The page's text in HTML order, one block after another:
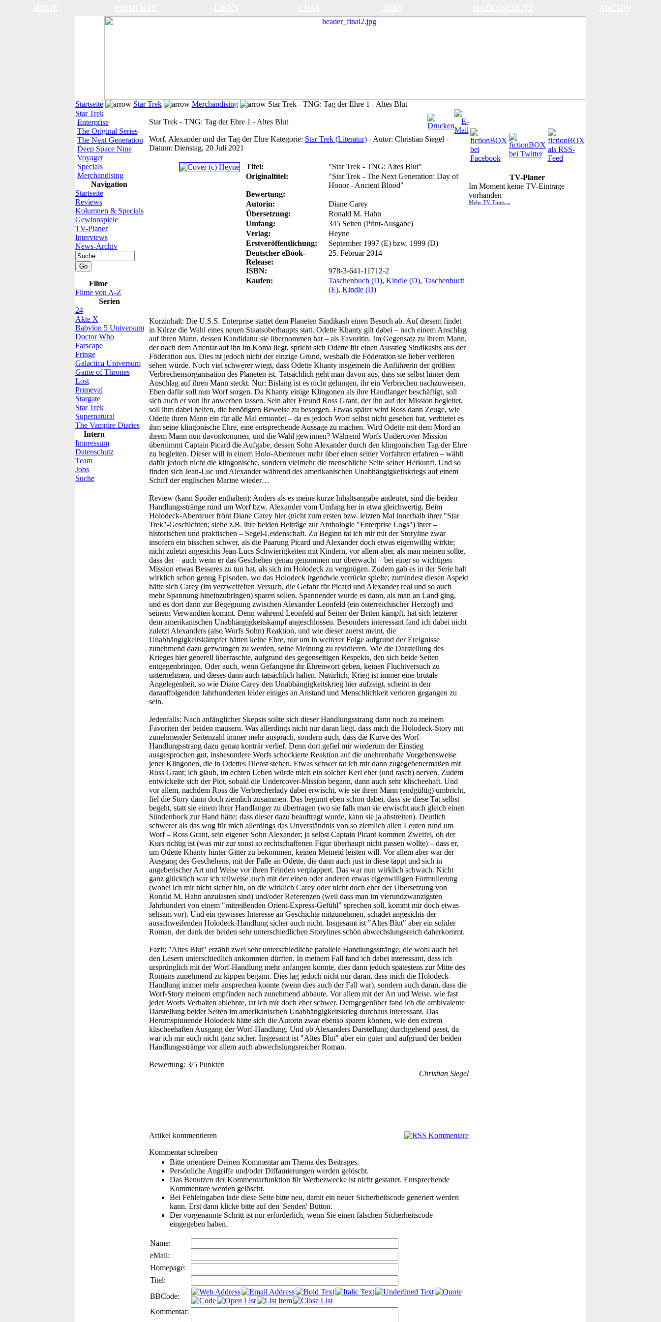
Startseite Star Trek Merchandising
Star Trek - TNG: Tag der Ehre 1 - Altes Blut
Star Trek
Enterprise
The Original Series
The Next Generation
Deep Space Nine
Voyager
Specials
Merchandising
Navigation
Startseite
Reviews
Kolumnen & Specials
Gewinnspiele
TV-Planer
Interviews
News-Archiv
Filme
Filme von A-Z
Serien
24
Akte X
Babylon 5 Universum
Doctor Who
Farscape
Fringe
Galactica Universum
Game of Thrones
Lost
Primeval
Stargate
Star Trek
Supernatural
The Vampire Diaries
Intern
Impressum
Datenschutz
Team
Jobs
Suche
Star Trek - TNG: Tag der Ehre 1 - Altes Blut
Worf, Alexander und der Tag der Ehre Kategorie: Star Trek (Literatur)- Autor: Christian Siegel -
Datum: Dienstag, 20 Juli 2021
Titel:
"Star Trek - TNG: Altes Blut"
Originaltitel:
"Star Trek - The Next Generation: Day of
Honor - Ancient Blood"
Bewertung:
Autorin:
Diane Carey
Übersetzung:
Ronald M. Hahn
Umfang:
345 Seiten (Print-Ausgabe)
Verlag:
Heyne
Erstveröffentlichung:
September 1997 (E) bzw. 1999 (D)
Deutscher eBook-
Release:
25. Februar 2014
ISBN:
978-3-641-11712-2
Kaufen:
Taschenbuch (D), Kindle (D), Taschenbuch
(E), Kindle (D)
Kurzinhalt: Die U.S.S. Enterprise stattet dem Planeten Sindikash einen Besuch ab. Auf diesem findet
in Kürze die Wahl eines neuen Staatsoberhaupts statt. Odette Khanty gilt dabei – nach einem Anschlag
auf ihren Mann, dessen Kandidatur sie übernommen hat – als Favoritin. Im Gegensatz zu ihrem Mann,
der nach dem Attentat auf ihn im Koma liegt, spricht sich Odette für einen Ausstieg Sindikashs aus der
Föderation aus. Dies ist jedoch nicht der einzige Grund, weshalb die Föderation sie lieber verlieren
sehen würde. Noch viel schwerer wiegt, dass Odette Khanty insgemein die Anführerin der größten
Verbrechensorganisation des Planeten ist. Tatsächlich geht man davon aus, dass sie selbst hinter dem
Anschlag auf ihren Mann steckt. Nur: Bislang ist es nicht gelungen, ihr ein Verbrechen nachzuweisen.
Eben dafür soll nun Worf sorgen. Da Khanty einige Klingonen als ihre Handlanger beschäftigt, soll
sich auch er von ihr anwerben lassen. Sein alter Freund Ross Grant, der ihn auf der Mission begleitet,
soll ihm dabei helfen, die benötigten Beweise zu besorgen. Etwas später wird Ross dann Zeuge, wie
Odette ihren Mann ein für alle Mal ermordet – da es jedoch Worf selbst nicht gesehen hat, verbietet es
ihm seine klingonische Ehre, eine entsprechende Aussage zu machen. Wird Odette mit dem Mord an
ihrem Mann nun davonkommen, und die Wahl gewinnen? Während Worfs Undercover-Mission
übernimmt Captain Picard die Aufgabe, dessen Sohn Alexander durch den klingonischen Tag der Ehre
zu begleiten. Dieser will in einem Holo-Abenteuer mehr über einen seiner Vorfahren erfahren – wählt
dafür jedoch nicht die klingonische, sondern vielmehr die menschliche Seite seiner Herkunft. Und so
finden sich Jean-Luc und Alexander während des amerikanischen Unabhängigkeitskriegs auf einem
Schiff der englischen Marine wieder…
Review (kann Spoiler enthalten): Anders als es meine kurze Inhaltsangabe andeutet, sind die beiden
Handlungsstränge rund um Worf bzw. Alexander vom Umfang her in etwa gleichwertig. Beim
Holodeck-Abenteuer frönt Diane Carey hier (nicht zum ersten bzw. letzten Mal innerhalb ihrer "Star
Trek"-Geschichten; siehe z.B. ihre beiden Beiträge zur Anthologie "Enterprise Logs") ihrer –
historischen und praktischen – Segel-Leidenschaft. Zu Beginn tat ich mir mit der Storyline zwar
insofern ein bisschen schwer, als die Paarung Picard und Alexander doch etwas eigenwillig wirkte;
nicht zuletzt angesichts Jean-Lucs Schwierigkeiten mit Kindern, vor allem aber, als man meinen sollte,
dass der – auch wenn er das Geschehen genau genommen nur überwacht – bei einer so wichtigen
Mission etwas Besseres zu tun hat, als sich im Holodeck zu vergnügen. Zudem gab es in der Serie halt
wirklich schon genug Episoden, wo das Holodeck irgendwie verrückt spielte; zumindest diesen Aspekt
hätte sich Carey (im verzweifelten Versuch, die Gefahr für Picard und Alexander real und so auch
mehr Spannung hineinzubringen) sparen sollen. Spannender wurde es dann, als man an Land ging,
und es dort dann zur Begegnung zwischen Alexander Leonfeld (ein österreichischer Herzog!) und
seinem Verwandten kommt. Denn während Leonfeld auf Seiten der Briten kämpft, hat sich letzterer
dem amerikanischen Unabhängigkeitskampf angeschlossen. Besonders interessant fand ich dabei nicht
zuletzt Alexanders (also Worfs Sohn) Reaktion, und wie dieser zuerst meint, die
Unabhängigkeitskämpfer hätten keine Ehre, nur um in weiterer Folge aufgrund der Ereignisse
zunehmend dazu gezwungen zu werden, seine Meinung zu revidieren. Wie die Darstellung des
Krieges hier generell überraschte, aufgrund des gegenseitigen Respekts, den sich beide Seiten
entgegenbringen. Oder auch, wenn Gefangene ihr Ehrenwort geben, keinen Fluchtversuch zu
unternehmen, und dieses dann auch tatsächlich halten. Natürlich, Krieg ist immer eine brutale
Angelegenheit, so wie Diane Carey den Unabhängigkeitskrieg hier aufzeigt, scheint in den
darauffolgenden Jahrhunderten leider einiges an Anstand und Menschlichkeit verloren gegangen zu
sein.
Jedenfalls: Nach anfänglicher Skepsis sollte sich dieser Handlungsstrang dann noch zu meinem
Favoriten der beiden mausern. Was allerdings nicht nur daran liegt, dass mich die Holodeck-Story mit
zunehmender Seitenzahl immer mehr ansprach, sondern auch, dass die Kurve des Worf-
Handlungsstrang dazu genau konträr verlief. Denn dort gefiel mir wiederum der Einstieg
ausgesprochen gut, insbesondere Worfs schockierte Reaktion auf die unehrenhafte Vorgehensweise
jener Klingonen, die in Odettes Dienst stehen. Etwas schwer tat ich mir dann zugegebenermaßen mit
Ross Grant; ich glaub, im echten Leben würde mich ein solcher Kerl eher (und rasch) nerven. Zudem
entwickelte sich der Plot, sobald die Undercover-Mission begann, dann auch sehr klischeehaft. Und
vor allem, nachdem Ross die Verbrecherlady dabei erwischt, wie sie ihren Mann (endgültig) umbricht,
fiel die Story dann doch ziemlich zusammen. Das beginnt eben schon dabei, dass sie diese Tat selbst
begeht, statt sie einem ihrer Handlanger zu übertragen (wo sie falls man sie erwischt auch gleich einen
Sündenbock zur Hand hätte; dass dieser dazu beauftragt wurde, kann sie ja abstreiten). Deutlich
schwerer als das wog für mich allerdings das Unverständnis von so ziemlich allen Leuten rund um
Worf – Ross Grant, sein eigener Sohn Alexander; ja selbst Captain Picard kommen Zweifel, ob der
Kurs richtig ist (was mir zur sonst so rechtschaffenen Figur überhaupt nicht passen wollte) – dass er,
um Odette Khanty hinter Gitter zu bekommen, keinen Meineid leisten will. Vor allem aber war der
Ausgang des Geschehens, mit der Falle an Odette, die dann auch just in diese tappt und sich in
angeberischer Art und Weise vor ihren Feinden verplappert. Das war nun wirklich schwach. Nicht
ganz glücklich war ich teilweise auch mit der einen oder anderen etwas eigenwilligen Formulierung
(wobei ich mir nicht sicher bin, ob die wirklich Carey oder nicht doch eher der Übersetzung von
Ronald M. Hahn anzulasten sind) und/oder Referenzen (weil dass man im vierundzwanzigsten
Jahrhundert von einem "mitreißenden Orient-Express-Gefühl" sprechen soll, kommt mir doch etwas
seltsam vor). Und ein gewisses Interesse an Geschichte mitzunehmen, schadet angesichts der
ausschweifenden Holodeck-Handlung sicher auch nicht. Insgesamt ist "Altes Blut" aber ein solider
Roman, der dank der beiden sehr unterschiedlichen Storylines schön abwechslungsreich daherkommt.
Fazit: "Altes Blut" erzählt zwei sehr unterschiedliche parallele Handlungsstränge, die wohl auch bei
den Lesern unterschiedlich ankommen dürften. In meinem Fall fand ich dabei interessant, dass ich
ursprünglich mit der Worf-Handlung mehr anfangen konnte, dies dann jedoch spätestens zur Mitte des
Romans zunehmend zu kippen begann. Dies lag jedoch nicht nur daran, dass mich die Holodeck-
Handlung immer mehr ansprechen konnte (wenn dies auch der Fall war), sondern auch daran, dass die
Worf-Story meinem empfinden nach zunehmend abbaute. Vor allem mit der Art und Weise, wie fast
jeder Worfs Verhalten ablehnte, tat ich mir doch eher schwer. Demgegenüber fand ich die ambivalente
Darstellung beider Seiten im amerikanischen Unabhängigkeitskrieg durchaus interessant. Das
Herumspinnende Holodeck hätte sich die Autorin zwar ebenso sparen können, wie den extrem
klischeehaften Ausgang der Worf-Handlung. Und ob Alexanders Darstellung durchgehend passt, da
war ich mir auch nicht ganz sicher. Insgesamt ist "Altes Blut" aber ein guter und aufgrund der beiden
Handlungsstränge vor allem auch abwechslungsreicher Roman.
Bewertung: 3/5 Punkten
Christian Siegel
Artikel kommentieren
Kommentar schreiben
Bitte orientiere Deinen Kommentar am Thema des Beitrages.
Persönliche Angriffe und/oder Diffamierungen werden gelöscht.
Das Benutzen der Kommentarfunktion für Werbezwecke ist nicht gestattet. Entsprechende
Kommentare werden gelöscht.
Bei Fehleingaben lade diese Seite bitte neu, damit ein neuer Sicherheitscode generiert werden
kann. Erst dann klicke bitte auf den 'Senden' Button.
Der vorgenannte Schritt ist nur erforderlich, wenn Sie einen falschen Sicherheitscode
eingegeben haben.
Name:
eMail:
Homepage:
Titel:
BBCode:
Kommentar:
TV-Planer
Im Moment keine TV-Einträge
vorhanden
Mehr TV-Tipps ...